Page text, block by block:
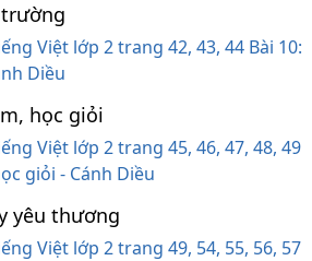
Việt lớp 2 trang 42, 43, 44 Bài 10:
Diều
học giỏi
Việt lớp 2 trang 45, 46, 47, 48, 49
giỏi - Cánh Diều
yêu thương
Việt lớp 2 trang 49, 54, 55, 56, 57